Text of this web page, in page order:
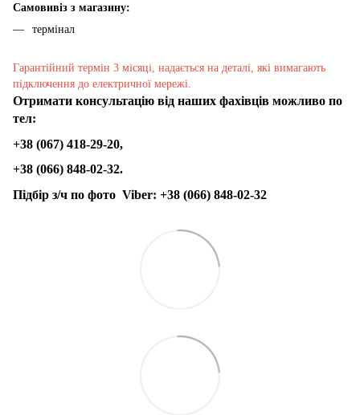
Самовивіз з магазину:
термінал
Гарантійний термін 3 місяці, надається на деталі, які вимагають
підключення до електричної мережі.
Отримати консультацію від наших фахівців можливо по
тел:
+38 (067) 418-29-20,
+38 (066) 848-02-32.
Підбір з/ч по фото Viber: +38 (066) 848-02-32